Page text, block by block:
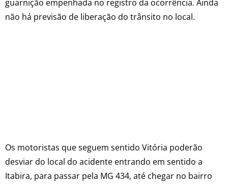
guarnição empenhada no registro da ocorrência. Ainda
não há previsão de liberação do trânsito no local.
Os motoristas que seguem sentido Vitória poderão
desviar do local do acidente entrando em sentido a
Itabira, para passar pela MG 434, até chegar no bairro